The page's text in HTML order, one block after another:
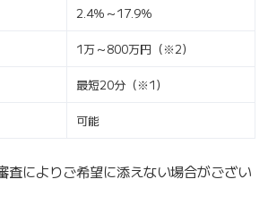
2.4％～17.9％
1万～800万円（※2）
最短20分（※1）
可能
によりご希望に添えない場合がござい